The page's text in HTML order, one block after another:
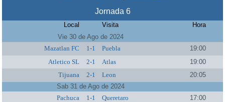
Jornada 6
Local Visita
Hora
Vie 30 de Ago de 2024
Mazatlan FC
1-1 Puebla
19:00
Atletico SL
2-1 Atlas
19:00
Tijuana
2-1 Leon
20:05
Sab 31 de Ago de 2024
Pachuca
1-1 Queretaro
17:00